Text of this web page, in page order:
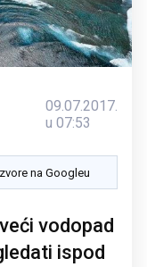
09.07.2017.
u 07:53
na Googleu
vodopad
ispod